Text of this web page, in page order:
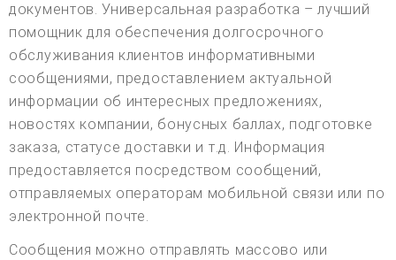
документов. Универсальная разработка – лучший
помощник для обеспечения долгосрочного
обслуживания клиентов информативными
сообщениями, предоставлением актуальной
информации об интересных предложениях,
новостях компании, бонусных баллах, подготовке
заказа, статусе доставки и т.д. Информация
предоставляется посредством сообщений,
отправляемых операторам мобильной связи или по
электронной почте.
Сообщения можно отправлять массово или